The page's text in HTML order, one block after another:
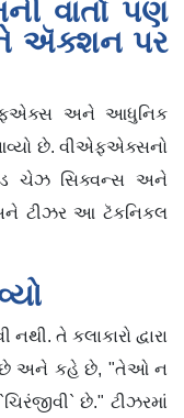
વાર્તા પણ
ઍક્શન પર
અને આધુનિક
છે. વીએફએક્સનો
ચેઝ સિક્વન્સ અને
ટીઝર આ ટૅકનિકલ
નથી. તે કલાકારો દ્વારા
છે અને કહે છે, "તેઓ ન
છે." ટીઝરમાં